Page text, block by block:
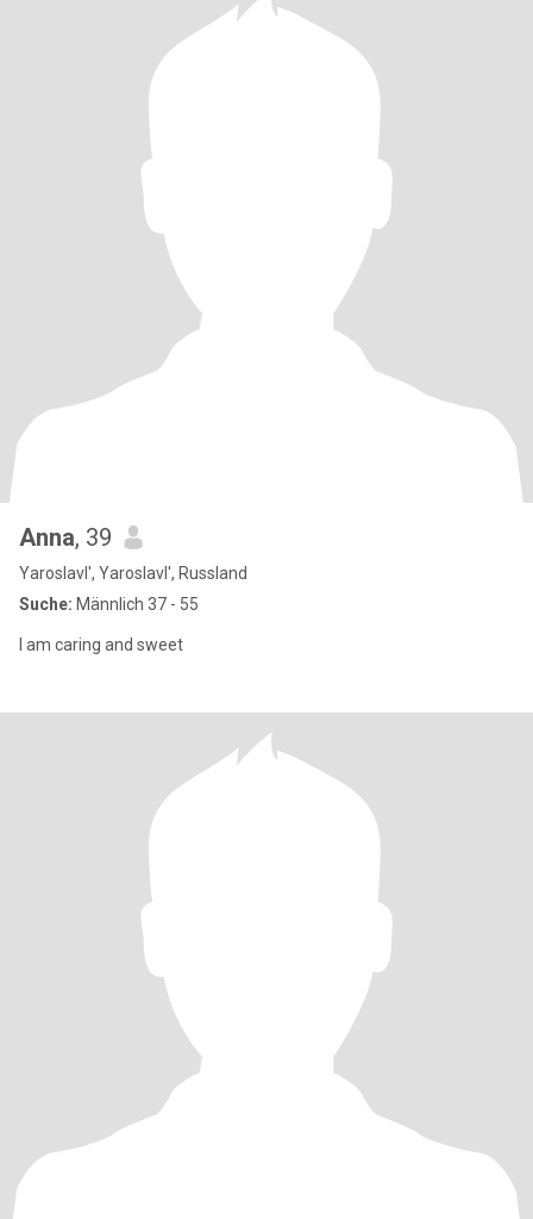
Anna, 39
Yaroslavl', Yaroslavl', Russland
Suche: Männlich 37 - 55
I am caring and sweet